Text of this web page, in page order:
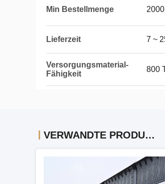
Min Bestellmenge
Lieferzeit 7 ~
Versorgungsmaterial-
Fähigkeit
800
VERWANDTE PRODUKTE